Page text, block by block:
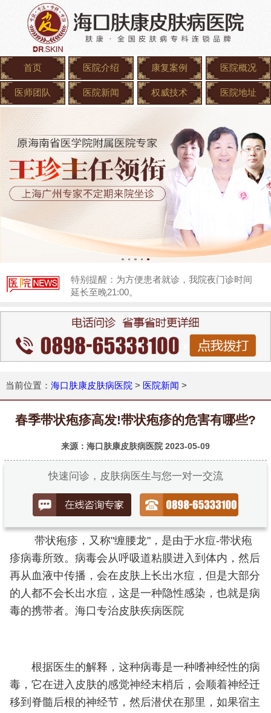
首页 医院介绍 康复案例 医院概况
医师团队 医院新闻 权威技术 医院地址
特别提醒：为方便患者就诊，我院夜门诊时间
延长至晚21:00。
当前位置： 海口肤康皮肤病医院 > 医院新闻 >
春季带状疱疹高发!带状疱疹的危害有哪些?
来源：海口肤康皮肤病医院 2023-05-09
快速问诊，皮肤病医生与您一对一交流
带状疱疹，又称"缠腰龙"，是由于水痘-带状疱
疹病毒所致。病毒会从呼吸道粘膜进入到体内，然后
再从血液中传播，会在皮肤上长出水痘，但是大部分
的人都不会长出水痘，这是一种隐性感染，也就是病
毒的携带者。海口专治皮肤疾病医院
根据医生的解释，这种病毒是一种嗜神经性的病
毒，它在进入皮肤的感觉神经末梢后，会顺着神经迁
移到脊髓后根的神经节，然后潜伏在那里，如果宿主